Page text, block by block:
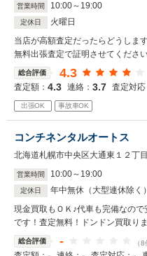
営業時間 10:00～ 19:00
定休日
火曜日
当店が高額査定だったらどうしま
無料出張査定で証明させてください
総合評価 4.3
査定額： 4.3 連絡： 3.7 査定対応
出張OK 事故車OK
コンチネンタルオートス
北海道札幌市中央区大通東１２丁
営業時間 10:00～ 19:00
定休日
年中無休（大型連休除く）
現金買取もＯＫ♪代車も完備なので
です！査定無料！ドンドン買取りま
総合評価 - （8